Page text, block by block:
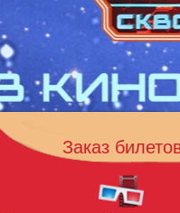
Заказ